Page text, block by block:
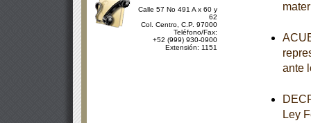
Calle 57 No 491 A x 60 y
62
Col. Centro, C.P. 97000
Teléfono/Fax:
+52 (999) 930-0900
Extensión: 1151
ante
Ley